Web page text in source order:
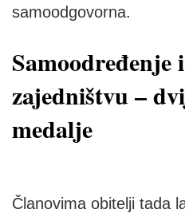
samoodgovorna.
Samoodređenje
zajedništvu –
medalje
Članovima obitelji tada